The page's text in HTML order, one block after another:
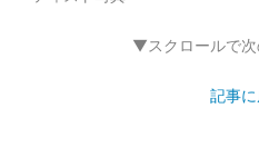
▼スクロールで
記事